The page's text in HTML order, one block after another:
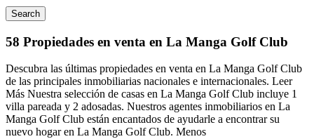
58 Propiedades en venta en La Manga Golf Club
Descubra las últimas propiedades en venta en La Manga Golf Club
de las principales inmobiliarias nacionales e internacionales. Leer
Más Nuestra selección de casas en La Manga Golf Club incluye 1
villa pareada y 2 adosadas. Nuestros agentes inmobiliarios en La
Manga Golf Club están encantados de ayudarle a encontrar su
nuevo hogar en La Manga Golf Club. Menos